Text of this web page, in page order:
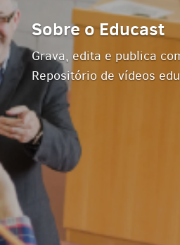
Sobre o Educast
Grava, edita e publica
Repositório de vídeos